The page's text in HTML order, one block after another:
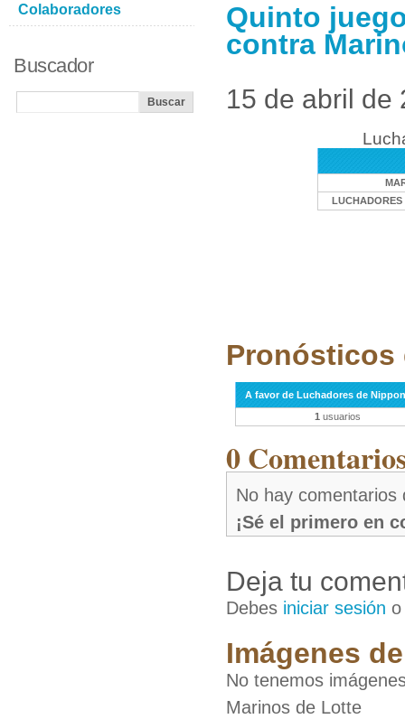
Quinto
contra
15 de abril de
LUCHADORES
Pronósticos
A favor de Luchadores de
1 usuarios
0
No hay comentarios
¡Sé el primero en
Deja tu
Debes iniciar sesión
Imágenes
No tenemos
Marinos de Lotte
Colaboradores
Buscador